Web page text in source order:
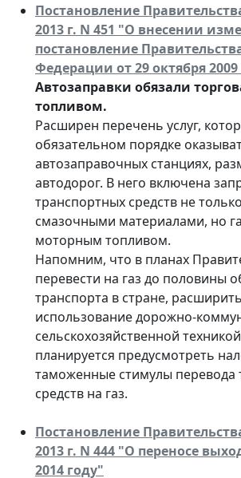
Постановление
2013 г. N 451 "О внесении
постановление
Федерации от 29 октября 2009
Автозаправки обязали
топливом.
Расширен перечень услуг,
обязательном порядке
автозаправочных станциях,
автодорог. В него включена
транспортных средств не
смазочными материалами, но
моторным топливом.
Напомним, что в планах
перевести на газ до половины
транспорта в стране,
использование дорожно-
сельскохозяйственной
планируется предусмотреть
таможенные стимулы перевода
средств на газ.
Постановление
2013 г. N 444 "О переносе
2014 году"